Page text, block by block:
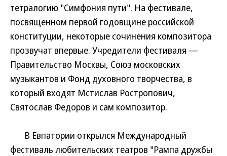
тетралогию "Симфония пути". На фестивале,
посвященном первой годовщине российской
конституции, некоторые сочинения композитора
прозвучат впервые. Учредители фестиваля —
Правительство Москвы, Союз московских
музыкантов и Фонд духовного творчества, в
который входят Мстислав Ростропович,
Святослав Федоров и сам композитор.
В Евпатории открылся Международный
фестиваль любительских театров "Рампа дружбы